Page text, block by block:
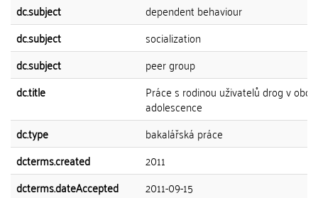
dc.subject
dependent behaviour
dc.subject
socialization
dc.subject
peer group
dc.title
Práce s rodinou uživatelů drog v
adolescence
dc.type
bakalářská práce
dcterms.created
2011
dcterms.dateAccepted
2011-09-15